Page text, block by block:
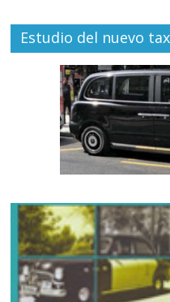
Estudio del nuevo